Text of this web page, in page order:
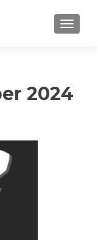
2024